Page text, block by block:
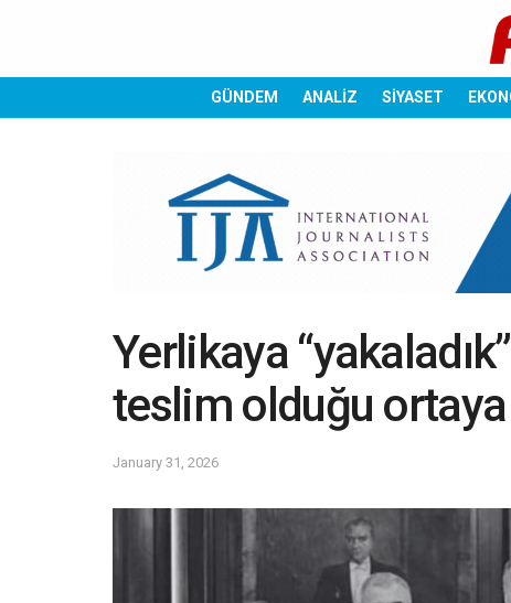
GÜNDEM ANALİZ SİYASET
Yerlikaya
teslim olduğu ortaya
January 31, 2026